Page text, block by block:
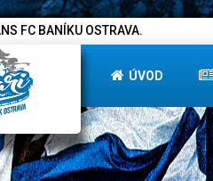
FC BANÍKU OSTRAVA.
ÚVOD